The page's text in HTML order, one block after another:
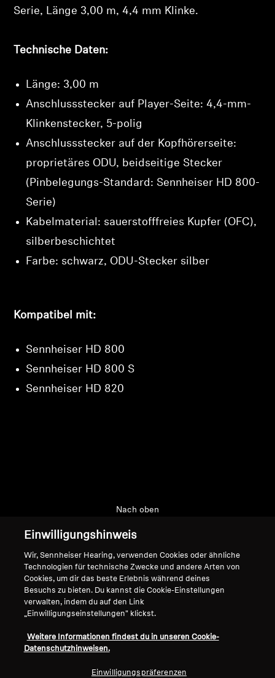
Serie, Länge 3,00 m, 4,4 mm Klinke.
Technische Daten:
Länge: 3,00 m
Anschlussstecker auf Player-Seite: 4,4-mm-
Klinkenstecker, 5-polig
Anschlussstecker auf der Kopfhörerseite:
proprietäres ODU, beidseitige Stecker
(Pinbelegungs-Standard: Sennheiser HD 800-
Serie)
Kabelmaterial: sauerstofffreies Kupfer (OFC),
silberbeschichtet
Farbe: schwarz, ODU-Stecker silber
Kompatibel mit:
Sennheiser HD 800
Sennheiser HD 800 S
Sennheiser HD 820
Support
Nach oben
Impressum
Vertrag widerrufen
Globale Datenschutzrichtlinie
Allgemeine
Unser Unternehmen
Pressekontakte
Markenbotschafter
Einwilligungshinweis
Wir, Sennheiser Hearing, verwenden Cookies oder ähnliche
Technologien für technische Zwecke und andere Arten von
Cookies, um dir das beste Erlebnis während deines
Besuchs zu bieten. Du kannst die Cookie-Einstellungen
verwalten, indem du auf den Link
„Einwilligungseinstellungen" klickst.
Weitere Informationen findest du in unseren Cookie-
Datenschutzhinweisen.
Einwilligungspräferenzen
Anmeldung erforderlich
zu Ihrer Wunschliste hinzuzufügen und Ihre zuvor
gespeicherten Artikel anzuzeigen.
Login